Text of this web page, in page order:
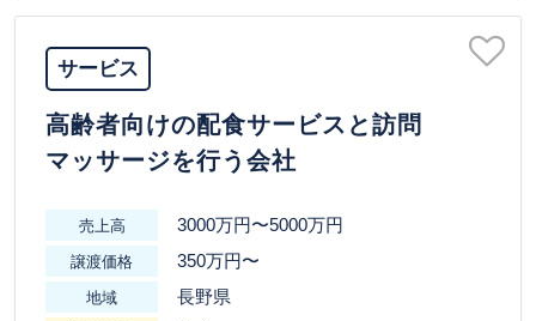
サービス
高齢者向けの配食サービスと訪問
マッサージを行う会社
売上高 3000万円〜5000万円
譲渡価格 350万円〜
地域 長野県